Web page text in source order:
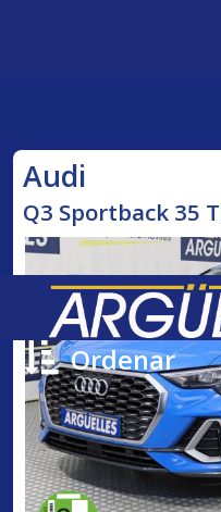
Ordenar
Audi
Q3 Sportback 35